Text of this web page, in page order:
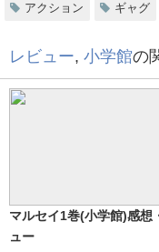
アクション ギャグ
レビュー, 小学館の
マルセイ1巻(小学館)感想
ュー